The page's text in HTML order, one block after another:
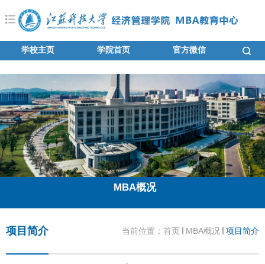
学校主页 学院首页 官方微信
MBA概况
当前位置： 首页 MBA概况 项目简介
项目简介